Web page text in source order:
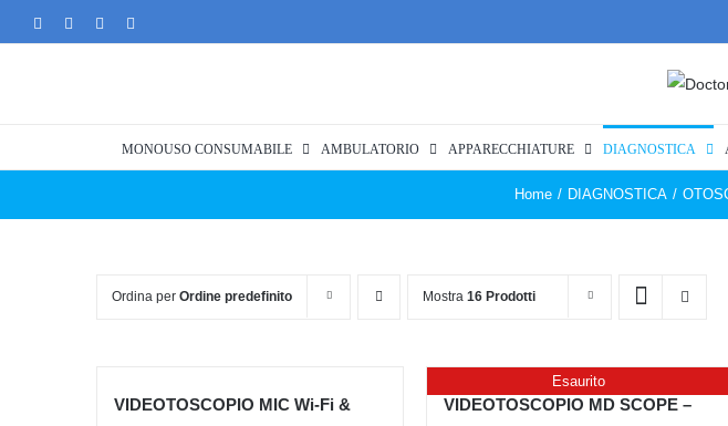
al
Facebook
TwitterInstagram
MONOUSO CONSUMABILE AMBULATORIO APPARECCHIATURE DIAGNOSTICA
Home / DIAGNOSTICA /
Ordina per Ordine predefinito Mostra 16 Prodotti
VIDEOTOSCOPIO MIC Wi-Fi &
Esaurito
VIDEOTOSCOPIO MD SCOPE –